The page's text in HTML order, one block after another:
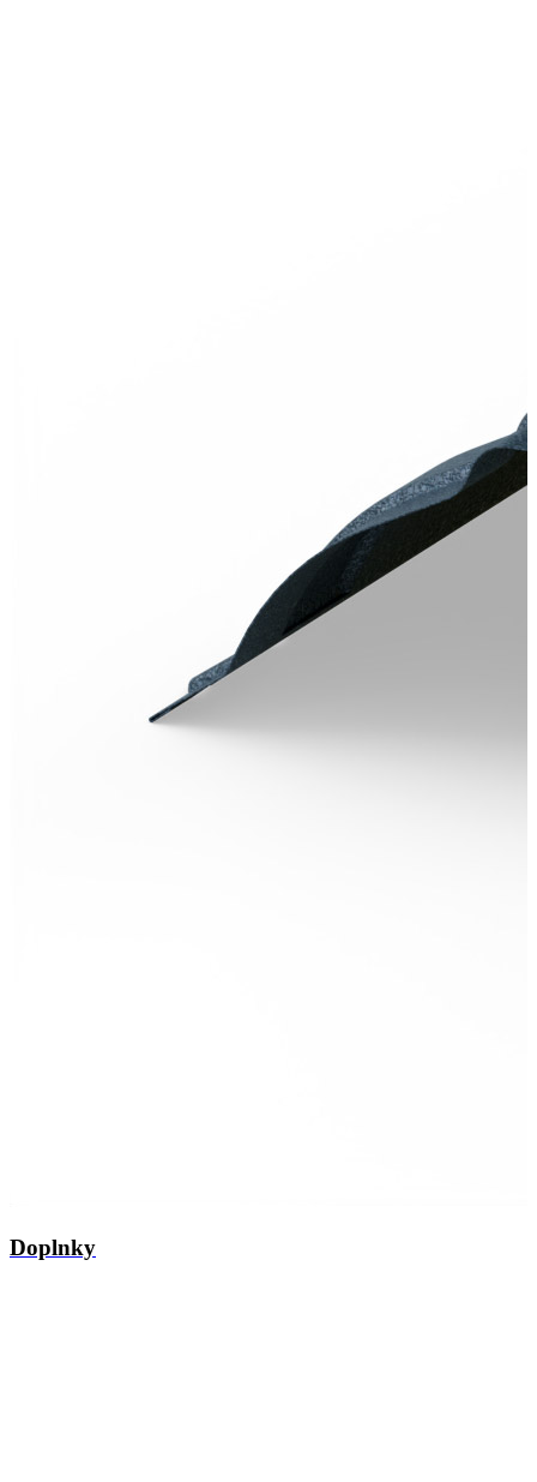
Doplnky